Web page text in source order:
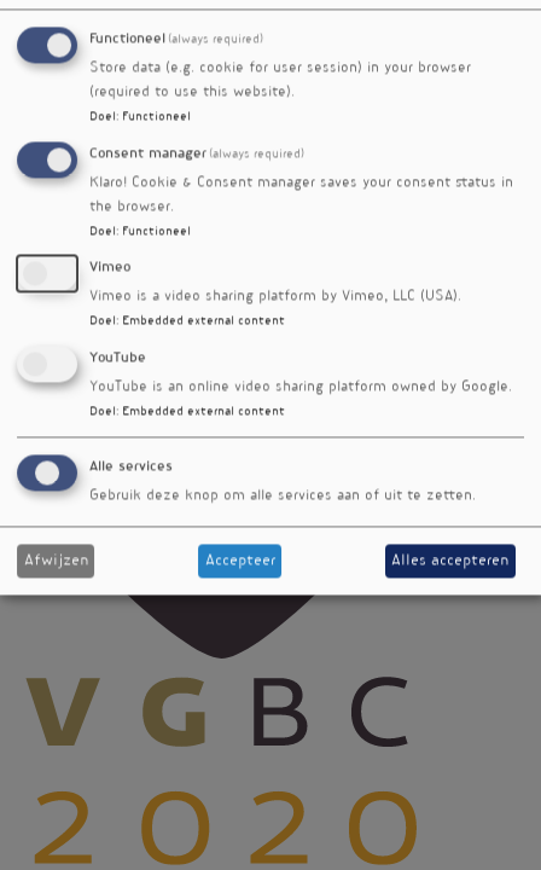
MBOG en ziet steeds meer mannen in zijn
praktijk met fertiliteitsproblemen.
Workshop
13:45 - 14:15
Vignet
Functioneel (always required)
Store data (e.g. cookie for user session) in your browser
(required to use this website).
Doel : Functioneel
Consent manager (always required)
Klaro! Cookie & Consent manager saves your consent status in
the browser.
Doel : Functioneel
Vimeo
Vimeo is a video sharing platform by Vimeo, LLC (USA).
Doel : Embedded external content
YouTube
YouTube is an online video sharing platform owned by Google.
Doel : Embedded external content
Alle services
Gebruik deze knop om alle services aan of uit te zetten.
Afwijzen Accepteer Alles accepteren